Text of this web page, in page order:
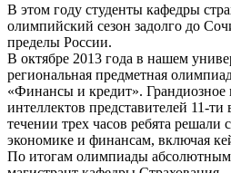
В этом году студенты кафедры
олимпийский сезон задолго до
пределы России.
В октябре 2013 года в нашем
региональная предметная
«Финансы и кредит». Грандиозное
интеллектов представителей 11-ти
течении трех часов ребята
экономике и финансам, включая
По итогам олимпиады абсолютным